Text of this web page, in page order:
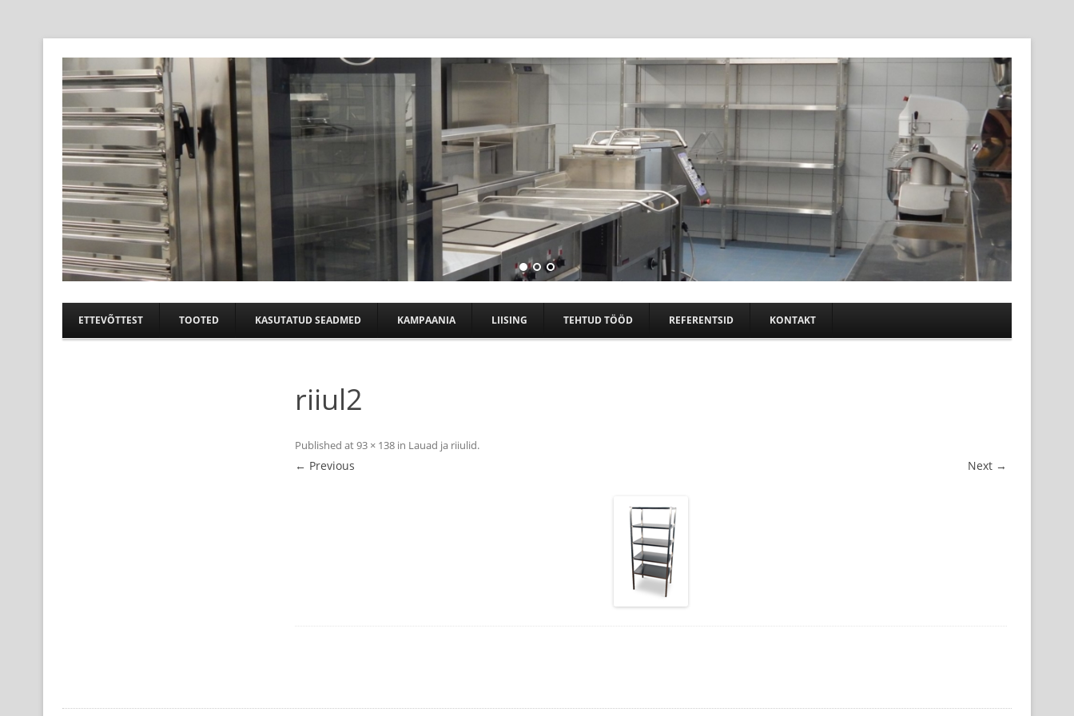
Suurköögiseadmed
Professional help for proffs
Skip to content
ETTEVÕTTEST TOOTED KASUTATUD SEADMED KAMPAANIA LIISING TEHTUD TÖÖD REFERENTSID KONTAKT
riiul2
Publishedat93 × 138 in Lauad ja riiulid.
← Previous Next →